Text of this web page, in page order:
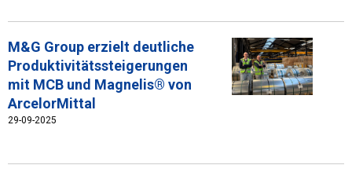
M&G Group erzielt deutliche
Produktivitätssteigerungen
mit MCB und Magnelis® von
ArcelorMittal
29-09-2025